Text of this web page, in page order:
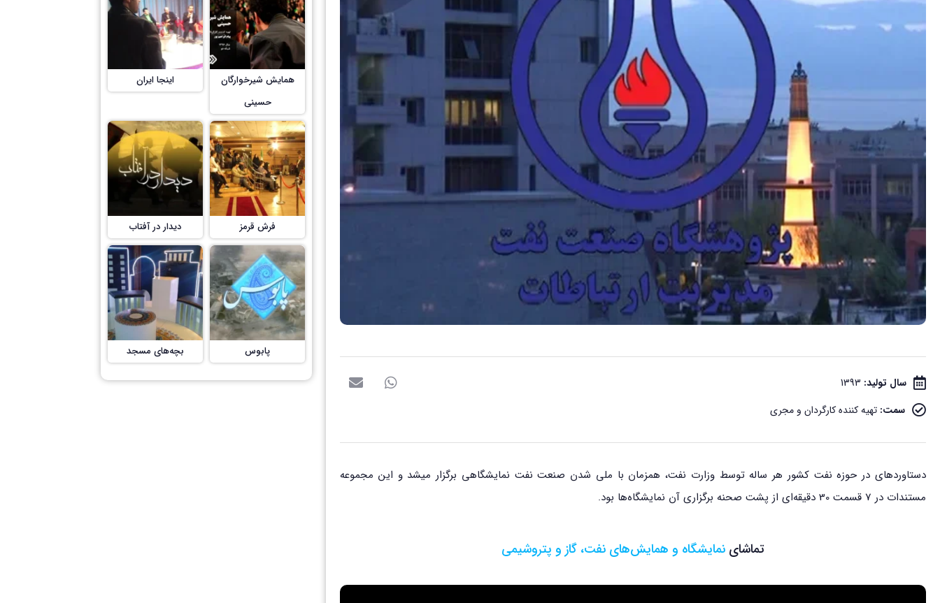
سال تولید:
سمت: تهیه کننده کارگردان و مجری
دستاوردهای در حوزه نفت کشور هر ساله توسط وزارت نفت، همزمان با ملی شدن صنعت نفت نمایشگاهی برگزار میشد و این مجموعه
مستندات در 7 قسمت 30 دقیقه‌ای از پشت صحنه برگزاری آن نمایشگاه‌ها بود.
تماشای
نمایشگر
همایش شیرخوارگان
حسینی
اینجا ایران
فرش قرمز دیدار در آفتاب
پابوس بچه‌های مسجد